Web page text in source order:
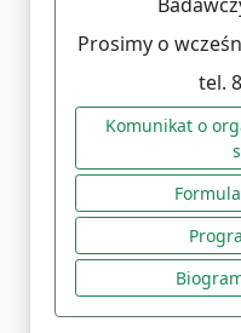
Prosimy o
tel.
Komunikat o